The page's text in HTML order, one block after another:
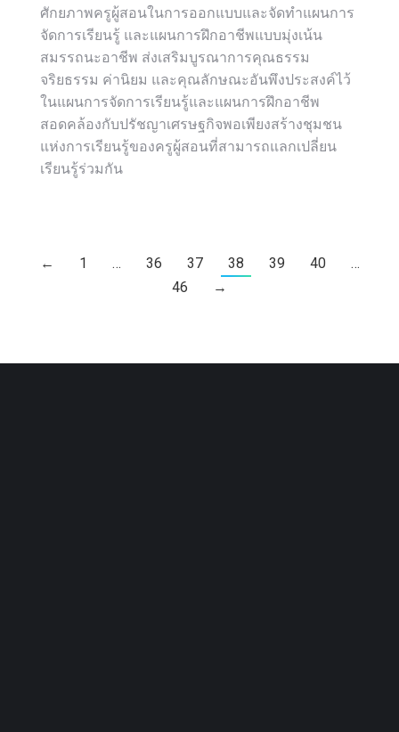
ศักยภาพครูผู้สอนในการออกแบบและจัดทำแผนการ
จัดการเรียนรู้ และแผนการฝึกอาชีพแบบมุ่งเน้น
สมรรถนะอาชีพ ส่งเสริมบูรณาการคุณธรรม
จริยธรรม ค่านิยม และคุณลักษณะอันพึงประสงค์ไว้
ในแผนการจัดการเรียนรู้และแผนการฝึกอาชีพ
สอดคล้องกับปรัชญาเศรษฐกิจพอเพียงสร้างชุมชน
แห่งการเรียนรู้ของครูผู้สอนที่สามารถแลกเปลี่ยน
เรียนรู้ร่วมกัน
← 1 … 36 37 38 39 40
…
46
→